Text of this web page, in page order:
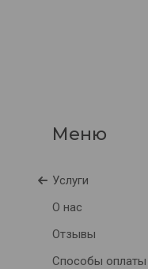
Услуги
О нас
Отзывы
Способы оплаты